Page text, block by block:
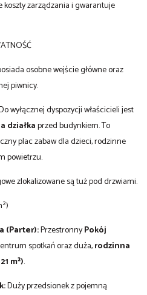
zarządzania i gwarantuje
osobne wejście główne oraz
piwnicy.
wyłącznej dyspozycji właścicieli jest
działkaprzed budynkiem. To
plac zabaw dla dzieci, rodzinne
powietrzu.
zlokalizowane są tuż pod drzwiami.
(Parter):PrzestronnyPokój
spotkań oraz duża,rodzinna
m²).
Duży przedsionek z pojemną